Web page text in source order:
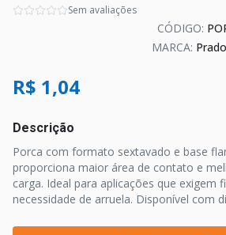
Sem avaliações
CÓDIGO:
MARCA:
R$ 1,04
Descrição
Porca com formato sextavado e base
proporciona maior área de contato e
carga. Ideal para aplicações que exigem
necessidade de arruela. Disponível com